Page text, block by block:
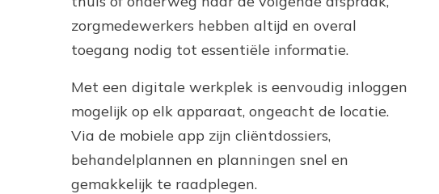
zorgmedewerkers hebben altijd en overal
toegang nodig tot essentiële informatie.
Met een digitale werkplek is eenvoudig inloggen
mogelijk op elk apparaat, ongeacht de locatie.
Via de mobiele app zijn cliëntdossiers,
behandelplannen en planningen snel en
gemakkelijk te raadplegen.